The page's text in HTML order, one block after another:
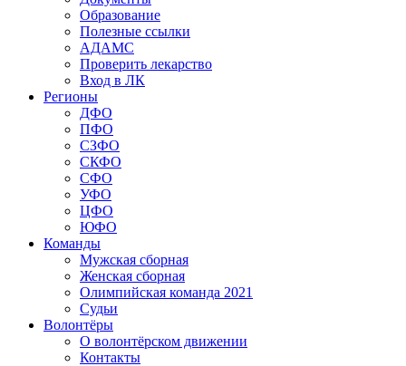
Образование
Полезные ссылки
АДАМС
Проверить лекарство
Вход в ЛК
Регионы
ДФО
ПФО
СЗФО
СКФО
СФО
УФО
ЦФО
ЮФО
Команды
Мужская сборная
Женская сборная
Олимпийская команда 2021
Судьи
Волонтёры
О волонтёрском движении
Контакты